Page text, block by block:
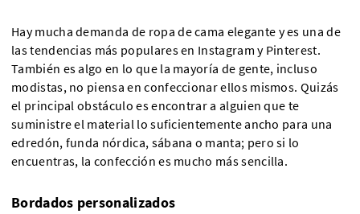
Hay mucha demanda de ropa de cama elegante y es una de
las tendencias más populares en Instagram y Pinterest.
También es algo en lo que la mayoría de gente, incluso
modistas, no piensa en confeccionar ellos mismos. Quizás
el principal obstáculo es encontrar a alguien que te
suministre el material lo suficientemente ancho para una
edredón, funda nórdica, sábana o manta; pero si lo
encuentras, la confección es mucho más sencilla.
Bordados personalizados